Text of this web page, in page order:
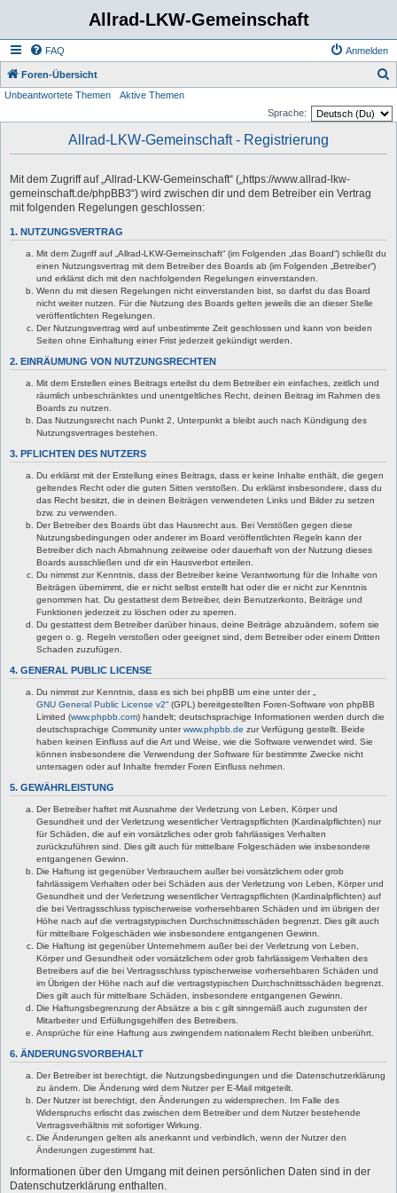
Allrad-LKW-Gemeinschaft
FAQ Anmelden
Foren-Übersicht
Unbeantwortete Themen
Aktive Themen
Sprache:
Allrad-LKW-Gemeinschaft - Registrierung
Mit dem Zugriff auf „Allrad-LKW-Gemeinschaft“ („https://www.allrad-lkw-
gemeinschaft.de/phpBB3“) wird zwischen dir und dem Betreiber ein Vertrag
mit folgenden Regelungen geschlossen:
1. NUTZUNGSVERTRAG
Mit dem Zugriff auf „Allrad-LKW-Gemeinschaft“ (im Folgenden „das Board“) schließt du
einen Nutzungsvertrag mit dem Betreiber des Boards ab (im Folgenden „Betreiber“)
und erklärst dich mit den nachfolgenden Regelungen einverstanden.
Wenn du mit diesen Regelungen nicht einverstanden bist, so darfst du das Board
nicht weiter nutzen. Für die Nutzung des Boards gelten jeweils die an dieser Stelle
veröffentlichten Regelungen.
Der Nutzungsvertrag wird auf unbestimmte Zeit geschlossen und kann von beiden
Seiten ohne Einhaltung einer Frist jederzeit gekündigt werden.
2. EINRÄUMUNG VON NUTZUNGSRECHTEN
Mit dem Erstellen eines Beitrags erteilst du dem Betreiber ein einfaches, zeitlich und
räumlich unbeschränktes und unentgeltliches Recht, deinen Beitrag im Rahmen des
Boards zu nutzen.
Das Nutzungsrecht nach Punkt 2, Unterpunkt a bleibt auch nach Kündigung des
Nutzungsvertrages bestehen.
3. PFLICHTEN DES NUTZERS
Du erklärst mit der Erstellung eines Beitrags, dass er keine Inhalte enthält, die gegen
geltendes Recht oder die guten Sitten verstoßen. Du erklärst insbesondere, dass du
das Recht besitzt, die in deinen Beiträgen verwendeten Links und Bilder zu setzen
bzw. zu verwenden.
Der Betreiber des Boards übt das Hausrecht aus. Bei Verstößen gegen diese
Nutzungsbedingungen oder anderer im Board veröffentlichten Regeln kann der
Betreiber dich nach Abmahnung zeitweise oder dauerhaft von der Nutzung dieses
Boards ausschließen und dir ein Hausverbot erteilen.
Du nimmst zur Kenntnis, dass der Betreiber keine Verantwortung für die Inhalte von
Beiträgen übernimmt, die er nicht selbst erstellt hat oder die er nicht zur Kenntnis
genommen hat. Du gestattest dem Betreiber, dein Benutzerkonto, Beiträge und
Funktionen jederzeit zu löschen oder zu sperren.
Du gestattest dem Betreiber darüber hinaus, deine Beiträge abzuändern, sofern sie
gegen o. g. Regeln verstoßen oder geeignet sind, dem Betreiber oder einem Dritten
Schaden zuzufügen.
4. GENERAL PUBLIC LICENSE
Du nimmst zur Kenntnis, dass es sich bei phpBB um eine unter der „
GNU General Public License v2“ (GPL) bereitgestellten Foren-Software von phpBB
Limited (www.phpbb.com) handelt; deutschsprachige Informationen werden durch die
deutschsprachige Community unterwww.phpbb.de zur Verfügung gestellt. Beide
haben keinen Einfluss auf die Art und Weise, wie die Software verwendet wird. Sie
können insbesondere die Verwendung der Software für bestimmte Zwecke nicht
untersagen oder auf Inhalte fremder Foren Einfluss nehmen.
5. GEWÄHRLEISTUNG
Der Betreiber haftet mit Ausnahme der Verletzung von Leben, Körper und
Gesundheit und der Verletzung wesentlicher Vertragspflichten (Kardinalpflichten) nur
für Schäden, die auf ein vorsätzliches oder grob fahrlässiges Verhalten
zurückzuführen sind. Dies gilt auch für mittelbare Folgeschäden wie insbesondere
entgangenen Gewinn.
Die Haftung ist gegenüber Verbrauchern außer bei vorsätzlichem oder grob
fahrlässigem Verhalten oder bei Schäden aus der Verletzung von Leben, Körper und
Gesundheit und der Verletzung wesentlicher Vertragspflichten (Kardinalpflichten) auf
die bei Vertragsschluss typischerweise vorhersehbaren Schäden und im übrigen der
Höhe nach auf die vertragstypischen Durchschnittsschäden begrenzt. Dies gilt auch
für mittelbare Folgeschäden wie insbesondere entgangenen Gewinn.
Die Haftung ist gegenüber Unternehmern außer bei der Verletzung von Leben,
Körper und Gesundheit oder vorsätzlichem oder grob fahrlässigem Verhalten des
Betreibers auf die bei Vertragsschluss typischerweise vorhersehbaren Schäden und
im Übrigen der Höhe nach auf die vertragstypischen Durchschnittsschäden begrenzt.
Dies gilt auch für mittelbare Schäden, insbesondere entgangenen Gewinn.
Die Haftungsbegrenzung der Absätze a bis c gilt sinngemäß auch zugunsten der
Mitarbeiter und Erfüllungsgehilfen des Betreibers.
Ansprüche für eine Haftung aus zwingendem nationalem Recht bleiben unberührt.
6. ÄNDERUNGSVORBEHALT
Der Betreiber ist berechtigt, die Nutzungsbedingungen und die Datenschutzerklärung
zu ändern. Die Änderung wird dem Nutzer per E-Mail mitgeteilt.
Der Nutzer ist berechtigt, den Änderungen zu widersprechen. Im Falle des
Widerspruchs erlischt das zwischen dem Betreiber und dem Nutzer bestehende
Vertragsverhältnis mit sofortiger Wirkung.
Die Änderungen gelten als anerkannt und verbindlich, wenn der Nutzer den
Änderungen zugestimmt hat.
Informationen über den Umgang mit deinen persönlichen Daten sind in der
Datenschutzerklärung enthalten.